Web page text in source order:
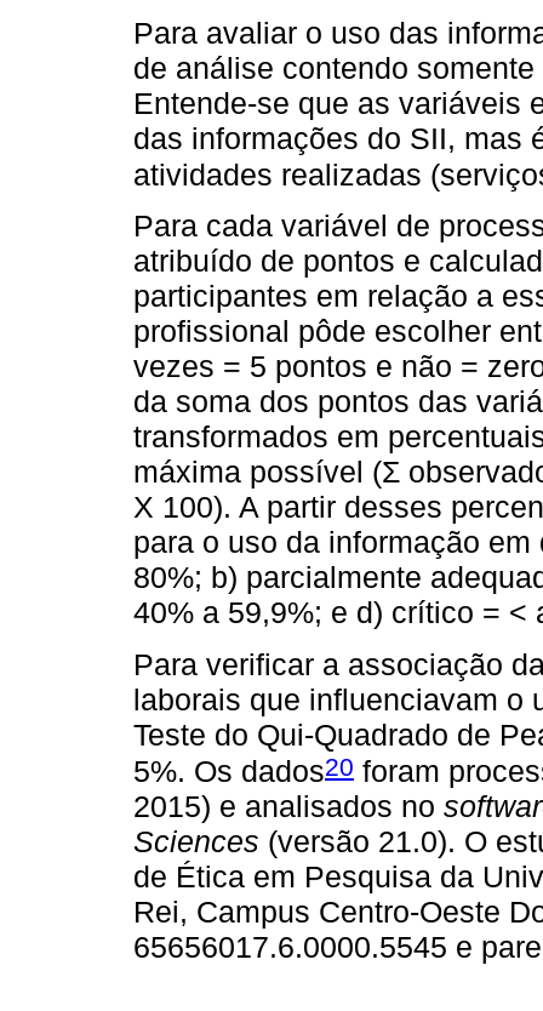
Para avaliar o uso das
de análise contendo
Entende-se que as variáveis
das informações do SII, mas
atividades realizadas
Para cada variável de
atribuído de pontos e
participantes em relação a
profissional pôde escolher
vezes = 5 pontos e não =
da soma dos pontos das
transformados em
máxima possível (Σ
X 100). A partir desses
para o uso da informação
80%; b) parcialmente
40% a 59,9%; e d) crítico = <
Para verificar a associação
laborais que influenciavam o
Teste do Qui-Quadrado de
5%. Os dados20 foram
2015) e analisados no
Sciences (versão 21.0). O
de Ética em Pesquisa da
Rei, Campus Centro-Oeste
65656017.6.0000.5545 e